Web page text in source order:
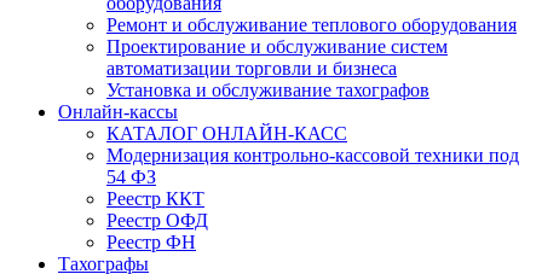
Ремонт и обслуживание теплового оборудования
Проектирование и обслуживание систем
автоматизации торговли и бизнеса
Установка и обслуживание тахографов
Онлайн-кассы
КАТАЛОГ ОНЛАЙН-КАСС
Модернизация контрольно-кассовой техники под
54 ФЗ
Реестр ККТ
Реестр ОФД
Реестр ФН
Тахографы